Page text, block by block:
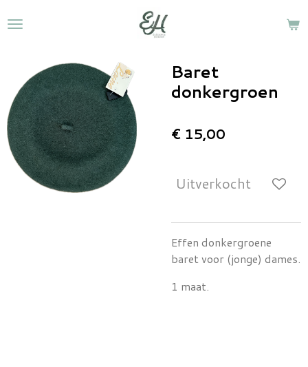
direct
hoofdinhoud
Baret
donkergroen
€ 15,00
Uitverkocht
Effen donkergroene
baret voor (jonge) dames.
1 maat.